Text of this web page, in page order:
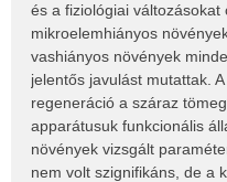
és a fiziológiai változásokat
mikroelemhiányos
vashiányos növények
jelentős javulást mutattak.
regeneráció a száraz
apparátusuk funkcionális
növények vizsgált
nem volt szignifikáns, de a